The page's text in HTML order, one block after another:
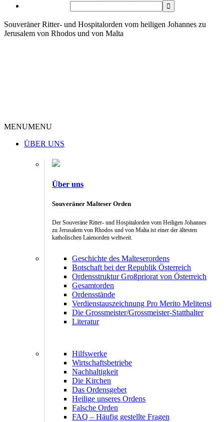
Souveräner Ritter- und Hospitalorden vom heiligen Johannes zu
Jerusalem von Rhodos und von Malta
MENUMENU
ÜBER UNS
Über uns
Souveräner Malteser Orden
Der Souveräne Ritter- und Hospitalorden vom Heiligen Johannes
zu Jerusalem von Rhodos und von Malta ist einer der ältesten
katholischen Laienorden weltweit.
Geschichte des Malteserordens
Botschaft bei der Republik Österreich
Ordensstruktur Großpriorat von Österreich
Gesamtorden
Ordensstände
Verdienstauszeichnung Pro Merito Melitensi
Die Grossmeister/Grossmeister-Statthalter
Literatur
Hilfswerke
Wirtschaftsbetriebe
Nachhaltigkeit
Die Kirchen
Das Ordensgebet
Heilige unseres Ordens
Falsche Orden
FAQ – Häufig gestellte Fragen